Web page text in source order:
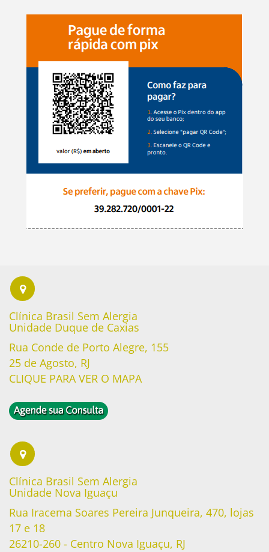
Clínica Brasil Sem Alergia
Unidade Duque de Caxias
Rua Conde de Porto Alegre, 155
25 de Agosto, RJ
CLIQUE PARA VER O MAPA
Clínica Brasil Sem Alergia
Unidade Nova Iguaçu
Rua Iracema Soares Pereira Junqueira, 470, lojas
17 e 18
26210-260 - Centro Nova Iguaçu, RJ